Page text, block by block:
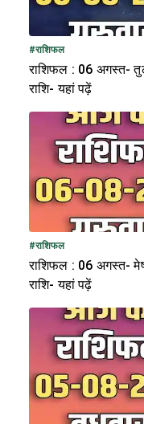
#राशिफल
राशिफल : 06 अगस्त-
राशि- यहां पढ़ें
#राशिफल
राशिफल : 06 अगस्त-
राशि- यहां पढ़ें